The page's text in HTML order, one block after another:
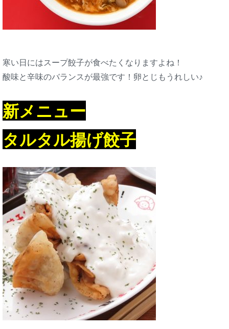
寒い日にはスープ餃子が食べたくなりますよね！
酸味と辛味のバランスが最強です！卵とじもうれしい♪
新メニュー
タルタル揚げ餃子